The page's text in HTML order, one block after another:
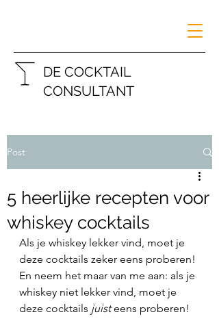
DE COCKTAIL
CONSULTANT
Post
5 heerlijke recepten voor
whiskey cocktails
Als je whiskey lekker vind, moet je
deze cocktails zeker eens proberen!
En neem het maar van me aan: als je
whiskey niet lekker vind, moet je
deze cocktails juist eens proberen!